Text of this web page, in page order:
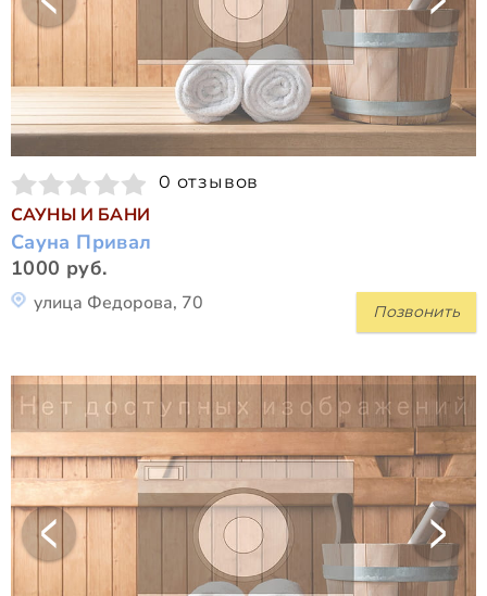
0 отзывов
САУНЫ И БАНИ
Сауна Привал
1000 руб.
Позвонить
улица Федорова, 70